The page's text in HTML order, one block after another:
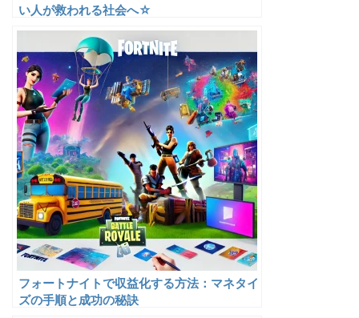
い人が救われる社会へ☆
フォートナイトで収益化する方法：マネタイ
ズの手順と成功の秘訣